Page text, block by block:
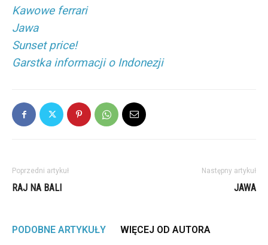
Kawowe ferrari
Jawa
Sunset price!
Garstka informacji o Indonezji
Poprzedni artykuł
RAJ NA BALI
Następny artykuł
JAWA
PODOBNE ARTYKUŁY WIĘCEJ OD AUTORA